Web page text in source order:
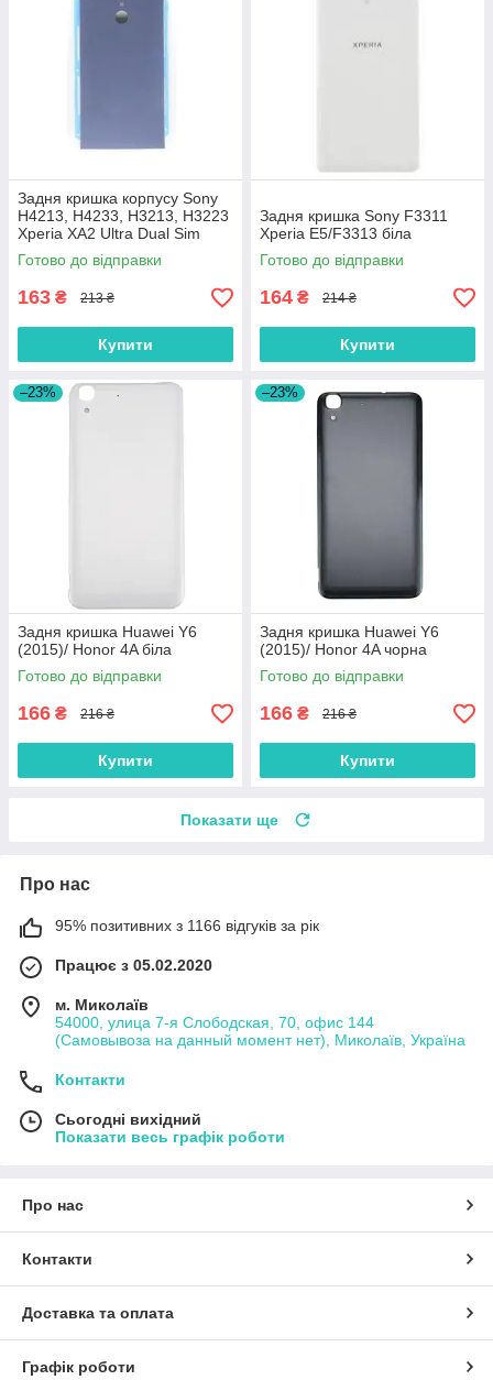
Задня кришка корпусу Sony
H4213, H4233, H3213, H3223
Xperia XA2 Ultra Dual Sim
синя
Готово до відправки
163 ₴ 213 ₴
Купити
Задня кришка Sony F3311
Xperia E5/F3313 біла
Готово до відправки
164 ₴ 214 ₴
Купити
–23%
Задня кришка Huawei Y6
(2015)/ Honor 4A біла
Готово до відправки
166 ₴ 216 ₴
Купити
–23%
Задня кришка Huawei Y6
(2015)/ Honor 4A чорна
Готово до відправки
166 ₴ 216 ₴
Купити
Показати ще
Про нас
95% позитивних з 1166 відгуків за рік
Працює з 05.02.2020
м. Миколаїв
54000, улица 7-я Слободская, 70, офис 144
(Самовывоза на данный момент нет), Миколаїв, Україна
Контакти
Сьогодні вихідний
Показати весь графік роботи
Про нас
Контакти
Доставка та оплата
Графік роботи